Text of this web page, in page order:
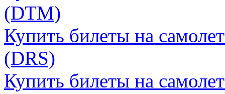
(DTM)
Купить билеты на
(DRS)
Купить билеты на